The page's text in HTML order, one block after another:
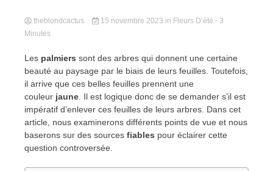
theblondcactus 15 novembre 2023 in Fleurs D’été - 3
Minutes
Les palmiers sont des arbres qui donnent une certaine
beauté au paysage par le biais de leurs feuilles. Toutefois,
il arrive que ces belles feuilles prennent une
couleur jaune . Il est logique donc de se demander s’il est
impératif d’enlever ces feuilles de leurs arbres. Dans cet
article, nous examinerons différents points de vue et nous
baserons sur des sources fiables pour éclairer cette
question controversée.